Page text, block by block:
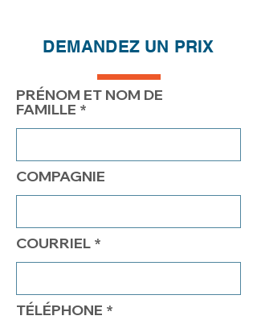
PRIX 275.00$ 225.00$ 196.50$
DEMANDEZ UN PRIX
PRÉNOM ET NOM DE
FAMILLE
COMPAGNIE
COURRIEL
TÉLÉPHONE